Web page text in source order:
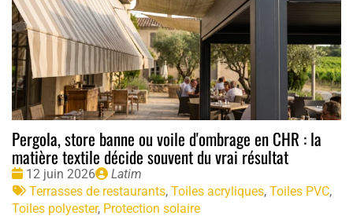
Pergola, store banne ou voile d'ombrage en CHR : la
matière textile décide souvent du vrai résultat
Date
:
12 juin 2026
Publié
par
Latim
Tags
:
Terrasses de restaurants, Toiles acryliques, Toiles PVC,
Toiles polyester, Protection solaire